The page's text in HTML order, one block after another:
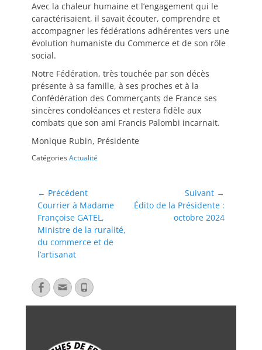
Avec la chaleur humaine et l’engagement qui le
caractérisaient, il savait écouter, comprendre et
accompagner les fédérations adhérentes vers une
évolution humaniste du Commerce et de son rôle
social.
Notre Fédération, très touchée par son décès
présente à sa famille, à ses proches et à la
Confédération des Commerçants de France ses
sincères condoléances et restera fidèle aux
combats que son ami Francis Palombi incarnait.
Monique Rubin, Présidente
CatégoriesActualité
← Précédent
Courrier à Madame
Françoise GATEL,
Ministre de la ruralité,
du commerce et de
l’artisanat
Suivant →
Édito de la Présidente :
octobre 2024